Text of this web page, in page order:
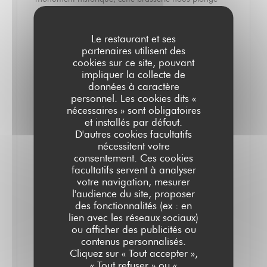
Le restaurant et ses
partenaires utilisent des
cookies sur ce site, pouvant
impliquer la collecte de
données à caractère
personnel. Les cookies dits «
nécessaires » sont obligatoires
et installés par défaut.
D'autres cookies facultatifs
nécessitent votre
consentement. Ces cookies
facultatifs servent à analyser
votre navigation, mesurer
l'audience du site, proposer
des fonctionnalités (ex : en
lien avec les réseaux sociaux)
ou afficher des publicités ou
contenus personnalisés.
Cliquez sur « Tout accepter »,
dans le Paris d'antan et nous régale avec une carte
incarnation gourmande de ce qui fait le charme de la
Il est de ces adresses sans lesquelles Paris ne serait
pas tout à fait Paris, et le Grand Colbert fait partie de
ces lieux iconiques. Né avec la galerie Colbert en
1828, c'était à l'origine un magasin de nouveautés qui
s'appelait alors "Au Grand Colbert". Ce n'est qu'en
1900 que l'adresse devint un restaurant connu pour
être l'un des bouillons les moins cher de la capitale.
Repris en 1985 par la Bibliothèque nationale de
France après des années de fermeture, c'est
désormais une brasserie parisienne iconique, au chic